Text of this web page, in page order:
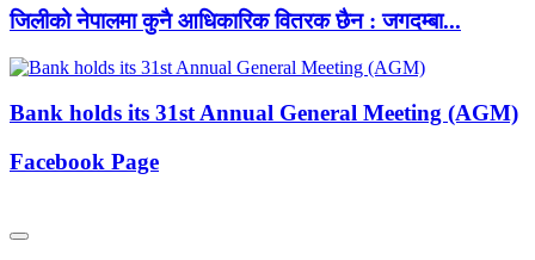
जिलीको नेपालमा कुनै आधिकारिक वितरक छैन : जगदम्बा...
Bank holds its 31st Annual General Meeting (AGM)
Facebook Page